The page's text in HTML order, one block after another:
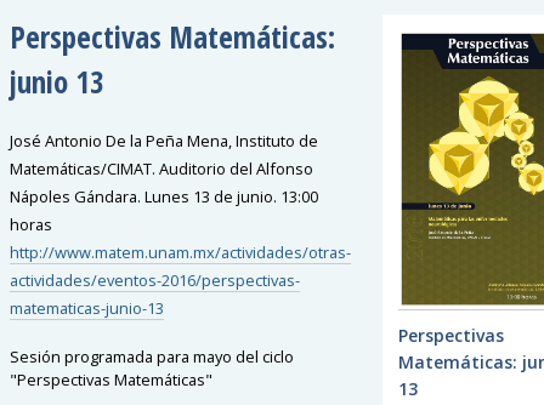
Perspectivas Matemáticas:
junio 13
José Antonio De la Peña Mena, Instituto de
Matemáticas/CIMAT. Auditorio del Alfonso
Nápoles Gándara. Lunes 13 de junio. 13:00
horas
http://www.matem.unam.mx/actividades/otras-
actividades/eventos-2016/perspectivas-
matematicas-junio-13
Sesión programada para mayo del ciclo
"Perspectivas Matemáticas"
Perspectivas
Matemáticas:
13